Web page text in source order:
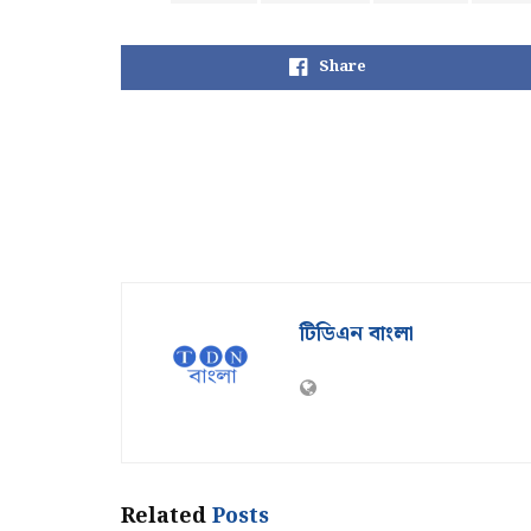
Share
টিডিএন বাংলা
RelatedPosts